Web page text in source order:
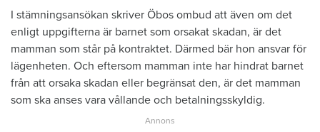
I stämningsansökan skriver Öbos ombud att även om det
enligt uppgifterna är barnet som orsakat skadan, är det
mamman som står på kontraktet. Därmed bär hon ansvar för
lägenheten. Och eftersom mamman inte har hindrat barnet
från att orsaka skadan eller begränsat den, är det mamman
som ska anses vara vållande och betalningsskyldig.